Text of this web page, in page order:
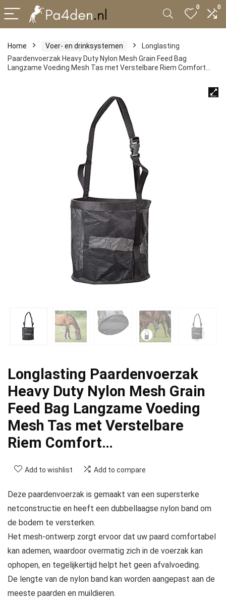
0 0
Home Voer- en drinksystemen
Longlasting
Paardenvoerzak Heavy Duty Nylon Mesh Grain Feed Bag
Langzame Voeding Mesh Tas met Verstelbare Riem Comfort…
Longlasting Paardenvoerzak
Heavy Duty Nylon Mesh Grain
Feed Bag Langzame Voeding
Mesh Tas met Verstelbare
Riem Comfort…
Add to wishlist Add to compare
Deze paardenvoerzak is gemaakt van een supersterke
netconstructie en heeft een dubbellaagse nylon band om
de bodem te versterken.
Het mesh-ontwerp zorgt ervoor dat uw paard comfortabel
kan ademen, waardoor overmatig zich in de voerzak kan
ophopen, en tegelijkertijd helpt het geen afvalvoeding.
De lengte van de nylon band kan worden aangepast aan de
meeste paarden en muildieren.